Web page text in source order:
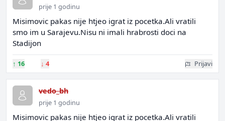
prije 1 godinu
Misimovic pakas nije htjeo igrat iz pocetka.Ali vratili
smo im u Sarajevu.Nisu ni imali hrabrosti doci na
Stadijon
↑ 16 ↓ 4 Prijavi
vedo_bh
prije 1 godinu
Misimovic pakas nije htjeo igrat iz pocetka.Ali vratili